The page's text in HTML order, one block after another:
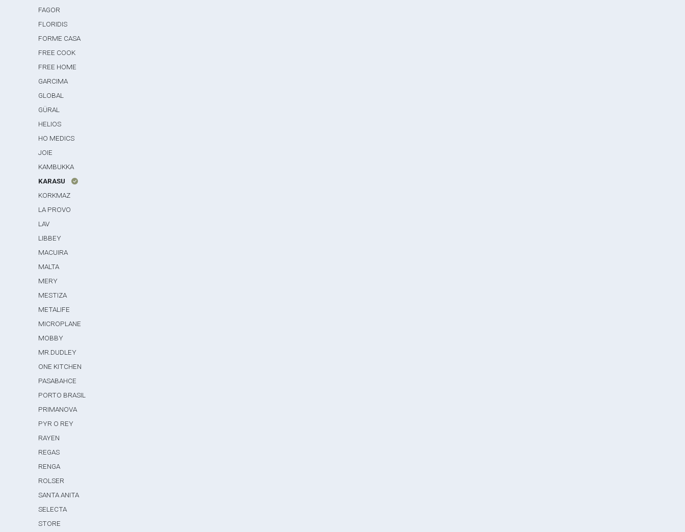
FAGOR
FLORIDIS
FORME CASA
FREE COOK
FREE HOME
GARCIMA
GLOBAL
GÜRAL
HELIOS
HO MEDICS
JOIE
KAMBUKKA
KARASU
KORKMAZ
LA PROVO
LAV
LIBBEY
MACUIRA
MALTA
MERY
MESTIZA
METALIFE
MICROPLANE
MOBBY
MR.DUDLEY
ONE KITCHEN
PASABAHCE
PORTO BRASIL
PRIMANOVA
PYR O REY
RAYEN
REGAS
RENGA
ROLSER
SANTA ANITA
SELECTA
STORE